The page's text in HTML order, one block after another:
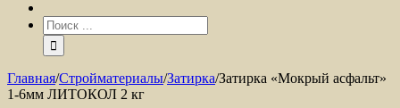
Главная/Стройматериалы/Затирка/Затирка «Мокрый асфальт»
1-6мм ЛИТОКОЛ 2 кг